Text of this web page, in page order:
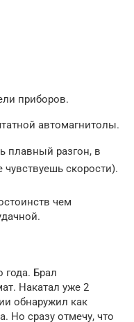
приборов.
автомагнитолы.
плавный разгон, в
чувствуешь скорости).
чем
года. Брал
Накатал уже 2
обнаружил как
Но сразу отмечу, что